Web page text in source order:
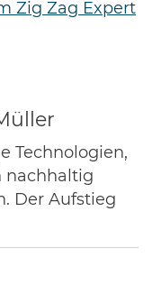
Zig Zag Expert
Technologien,
nachhaltig
Der Aufstieg
ohne Frage
Namen